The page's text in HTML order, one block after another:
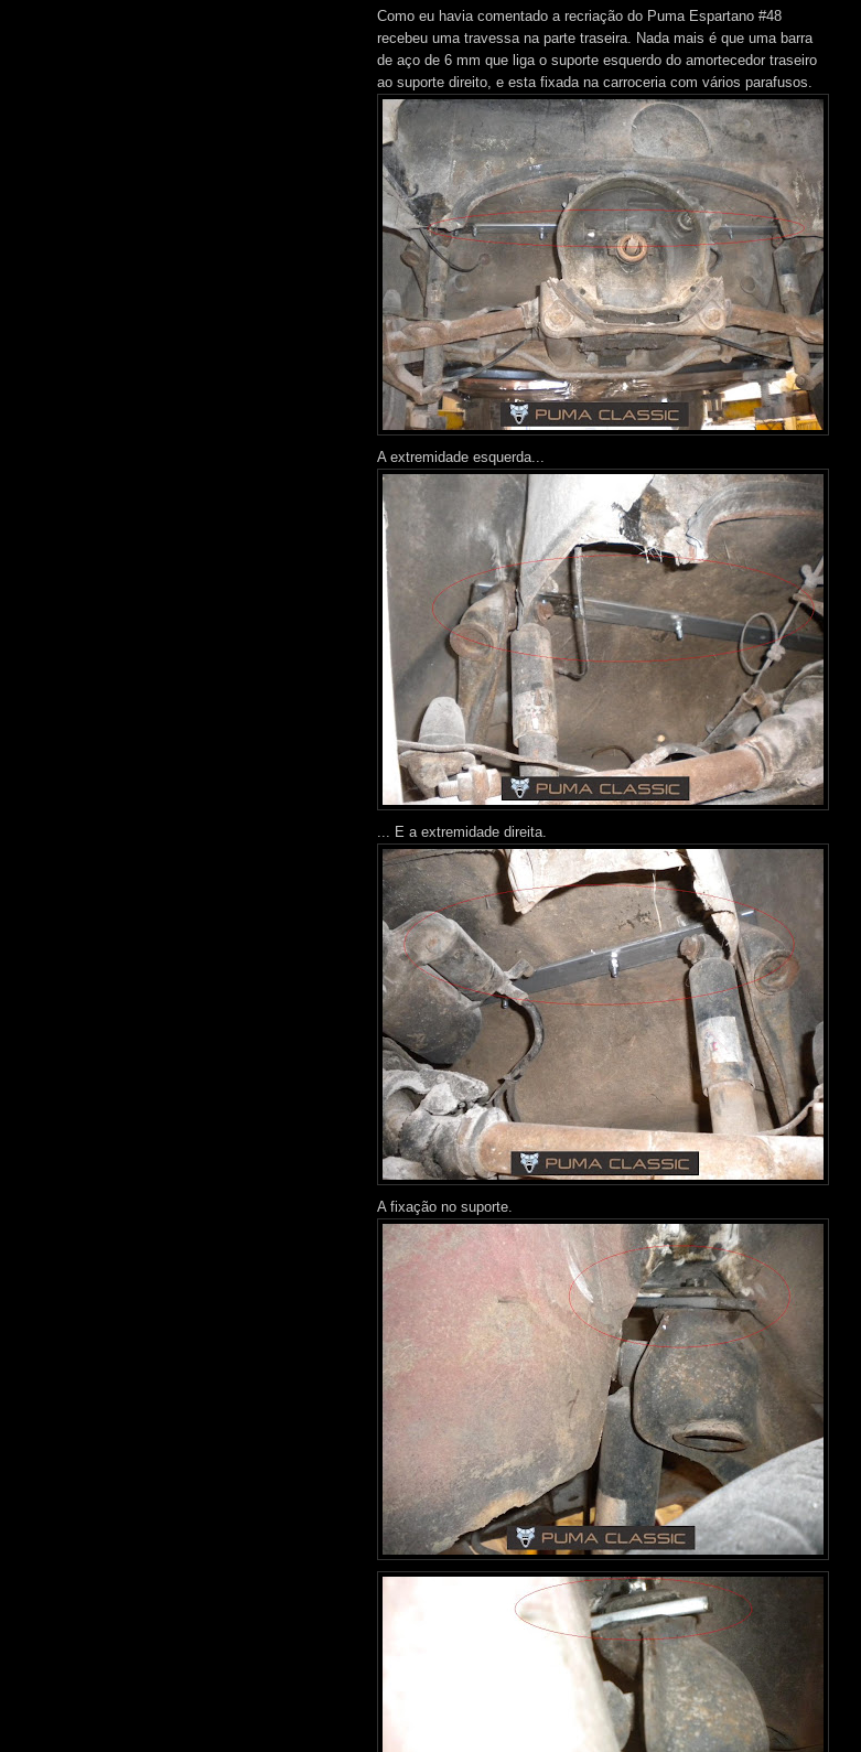
Como eu havia comentado a recriação do Puma Espartano #48
recebeu uma travessa na parte traseira. Nada mais é que uma barra
de aço de 6 mm que liga o suporte esquerdo do amortecedor traseiro
ao suporte direito, e esta fixada na carroceria com vários parafusos.
A extremidade esquerda...
... E a extremidade direita.
A fixação no suporte.